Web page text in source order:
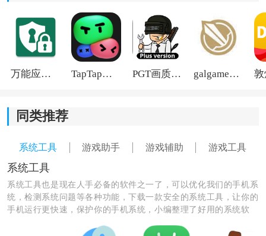
节省时间和精力。
4、界面悬浮：
半透明悬浮窗设计，小巧不遮挡画面，可随时呼出或关
5、画质提升：
内置优化工具，提升画面清晰度与运行流畅度，即使低
配置设备也能获得更好表现。
万能应用隐藏 TapTap国际版2026 PGT画质助手旧版 galgame游戏盒子2026
同类推荐
系统工具 游戏助手 游戏辅助 游戏工具
系统工具
系统工具也是现在人手必备的软件之一了，可以优化我们的手机系
统，检测系统问题等各种功能，下载一款安全的系统工具，让你的
手机运行更快速，保护你的手机系统，小编整理了好用的系统软